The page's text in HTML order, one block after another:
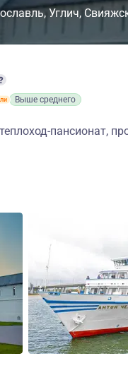
Углич
Выше среднего
пансионат,